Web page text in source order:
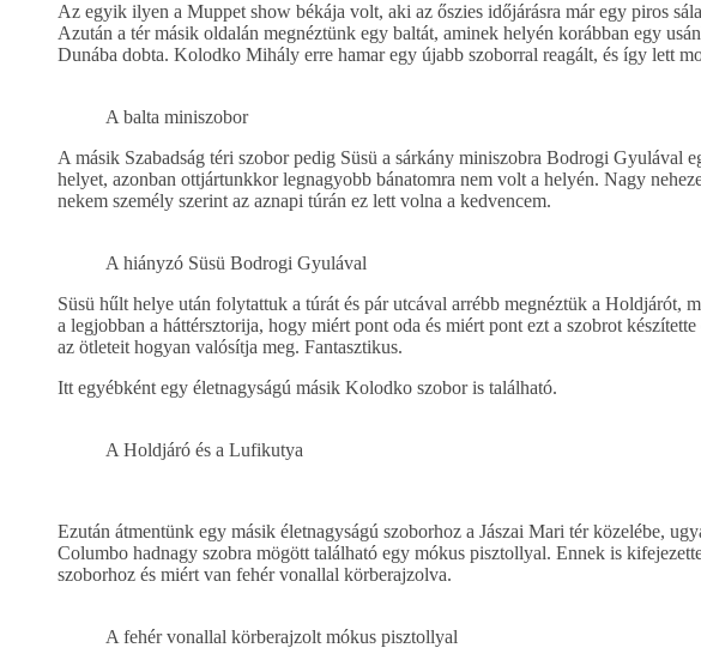
Az egyik ilyen a Muppet show békája volt, aki az őszies időjárásra már egy piros
Azután a tér másik oldalán megnéztünk egy baltát, aminek helyén korábban egy
Dunába dobta. Kolodko Mihály erre hamar egy újabb szoborral reagált, és így lett
A balta miniszobor
A másik Szabadság téri szobor pedig Süsü a sárkány miniszobra Bodrogi Gyulával
helyet, azonban ottjártunkkor legnagyobb bánatomra nem volt a helyén. Nagy
nekem személy szerint az aznapi túrán ez lett volna a kedvencem.
A hiányzó Süsü Bodrogi Gyulával
Süsü hűlt helye után folytattuk a túrát és pár utcával arrébb megnéztük a Holdjárót,
a legjobban a háttérsztorija, hogy miért pont oda és miért pont ezt a szobrot
az ötleteit hogyan valósítja meg. Fantasztikus.
Itt egyébként egy életnagyságú másik Kolodko szobor is található.
A Holdjáró és a Lufikutya
Ezután átmentünk egy másik életnagyságú szoborhoz a Jászai Mari tér közelébe,
Columbo hadnagy szobra mögött található egy mókus pisztollyal. Ennek is
szoborhoz és miért van fehér vonallal körberajzolva.
A fehér vonallal körberajzolt mókus pisztollyal